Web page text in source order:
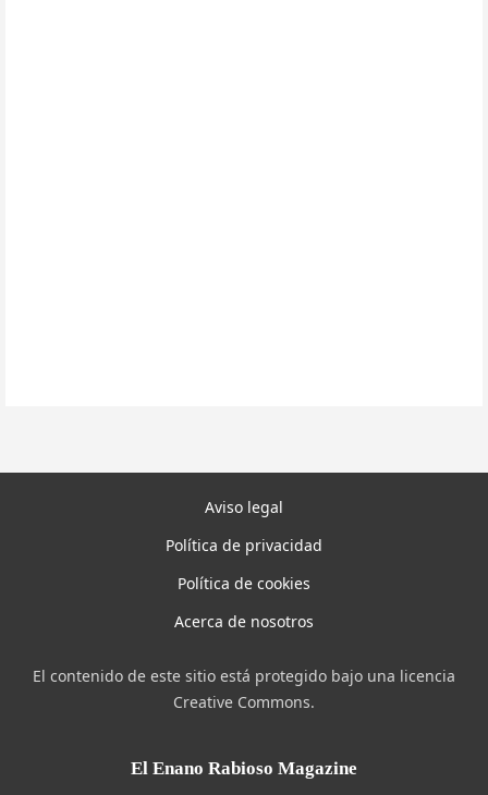
Aviso legal
Política de privacidad
Política de cookies
Acerca de nosotros
El contenido de este sitio está protegido bajo una licencia
Creative Commons.
El Enano Rabioso Magazine